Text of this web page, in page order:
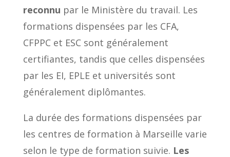
reconnu par le Ministère du travail. Les
formations dispensées par les CFA,
CFPPC et ESC sont généralement
certifiantes, tandis que celles dispensées
par les EI, EPLE et universités sont
généralement diplômantes.
La durée des formations dispensées par
les centres de formation à Marseille varie
selon le type de formation suivie. Les